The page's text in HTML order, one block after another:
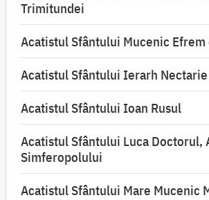
Trimitundei
Acatistul Sfântului Mucenic Efrem
Acatistul Sfântului Ierarh Nectarie
Acatistul Sfântului Ioan Rusul
Acatistul Sfântului Luca Doctorul,
Simferopolului
Acatistul Sfântului Mare Mucenic